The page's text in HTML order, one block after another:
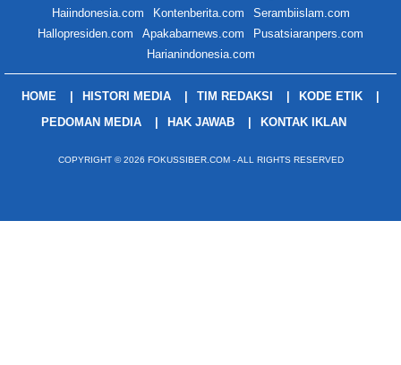
Haiindonesia.com
Kontenberita.com
Serambiislam.com
Hallopresiden.com
Apakabarnews.com
Pusatsiaranpers.com
Harianindonesia.com
HOME HISTORI MEDIA TIM REDAKSI
KODE ETIK
PEDOMAN MEDIA
HAK JAWAB KONTAK IKLAN
COPYRIGHT © 2026 FOKUSSIBER.COM - ALL RIGHTS RESERVED